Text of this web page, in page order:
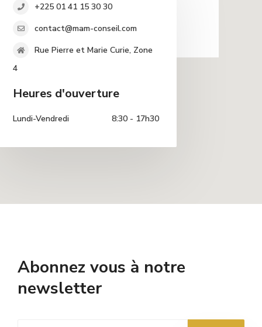
+225 01 41 15 30 30
contact@mam-conseil.com
Rue Pierre et Marie Curie, Zone
4
Heures d'ouverture
Lundi-Vendredi 8:30 - 17h30
Abonnez vous à notre
newsletter